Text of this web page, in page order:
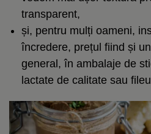
transparent,
și, pentru mulți oameni,
încredere, prețul fiind și
general, în ambalaje de
lactate de calitate sau